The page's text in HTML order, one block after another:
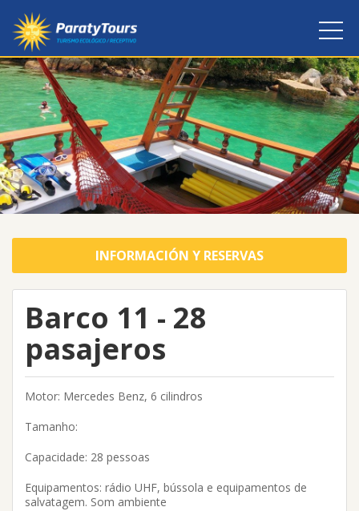
INFORMACIÓN Y RESERVAS
Barco 11 - 28
pasajeros
Motor: Mercedes Benz, 6 cilindros
Tamanho:
Capacidade: 28 pessoas
Equipamentos: rádio UHF, bússola e equipamentos de
salvatagem. Som ambiente